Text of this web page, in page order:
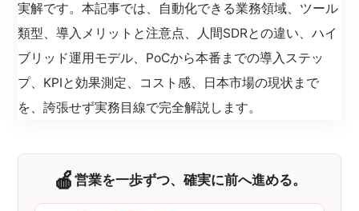
実解です。本記事では、自動化できる業務領域、ツール
類型、導入メリットと注意点、人間SDRとの違い、ハイ
ブリッド運用モデル、PoCから本番までの導入ステッ
プ、KPIと効果測定、コスト感、日本市場の現状まで
を、誇張せず実務目線で完全解説します。
🍎 営業を一歩ずつ、確実に前へ進める。